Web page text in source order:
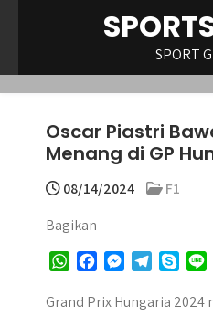
SPORT
Oscar Piastri
Menang di GP
08/14/2024
F1
Bagikan
W
a
c
s
l
y
Grand Prix Hungaria 2024